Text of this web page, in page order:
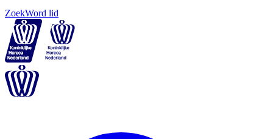
ZoekWord lid